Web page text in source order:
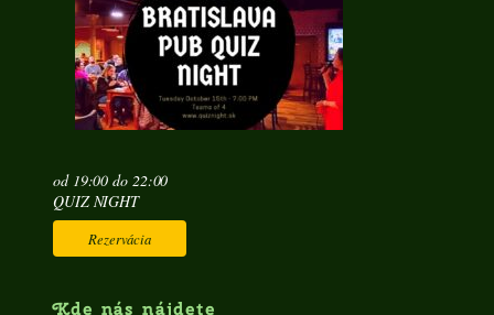
od 19:00 do 22:00
QUIZ NIGHT
Rezervácia
Kde nás nájdete